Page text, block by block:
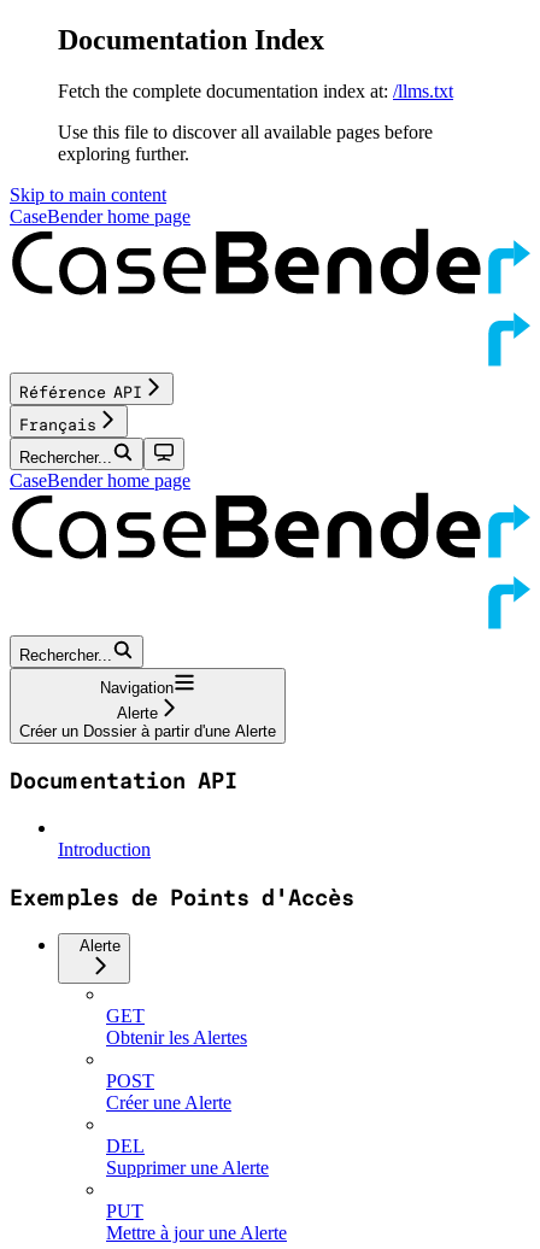
Documentation Index
Fetch the complete documentation index at: /llms.txt
Use this file to discover all available pages before
exploring further.
Skip to main content
CaseBenderhome page
Référence API
Français
Rechercher...
CaseBenderhome page
Rechercher...
Navigation
Alerte
Créer un Dossier à partir d'une Alerte
Documentation API
Introduction
Exemples de Points d'Accès
Alerte
GET
Obtenir les Alertes
POST
Créer une Alerte
DEL
Supprimer une Alerte
PUT
Mettre à jour une Alerte